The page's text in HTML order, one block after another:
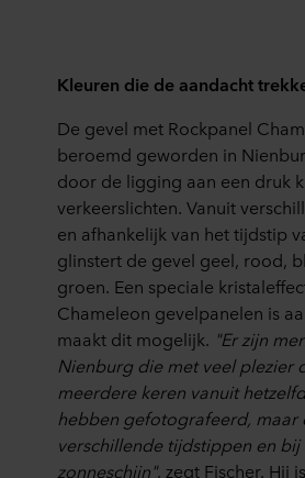
Kleuren die de aandacht
De gevel met Rockpanel
beroemd geworden in
door de ligging aan een druk
verkeerslichten. Vanuit
en afhankelijk van het tijdstip
glinstert de gevel geel, rood,
groen. Een speciale
Chameleon gevelpanelen is
maakt dit mogelijk. "Er zijn
Nienburg die met veel plezier
meerdere keren vanuit
hebben gefotografeerd, maar
verschillende tijdstippen en
zonneschijn", zegt Fischer. Hij